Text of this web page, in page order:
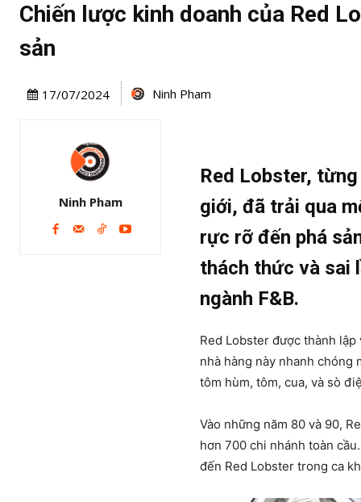
Chiến lược kinh doanh của Red
sản
17/07/2024 Ninh Pham
Ninh Pham
Red Lobster,
giới, đã trải qua
rực rỡ đến phá
thách thức và sai
ngành F&B.
Red Lobster được thành
nhà hàng này nhanh chóng
tôm hùm, tôm, cua, và sò
Vào những năm 80 và 90,
hơn 700 chi nhánh toàn
đến Red Lobster trong ca